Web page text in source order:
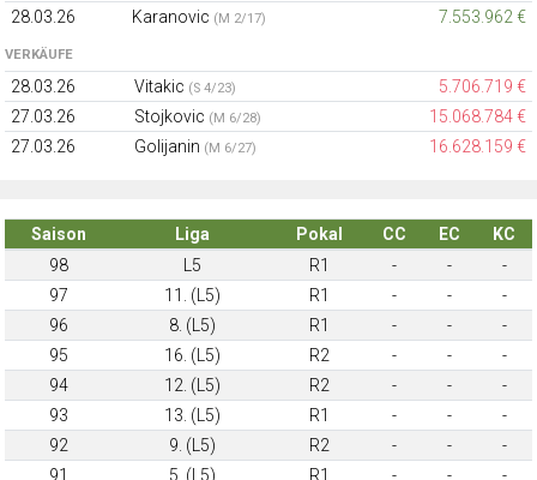
28.03.26
Karanovic (M 2/17) 7.553.962 €
VERKÄUFE
28.03.26 Vitakic (S 4/23)
5.706.719 €
27.03.26
Stojkovic (M 6/28)
15.068.784 €
27.03.26
Golijanin (M 6/27) 16.628.159 €
Saison Liga Pokal CC EC
KC
98
L5 R1 - -
-
97
11. (L5) R1 - -
-
96
8. (L5) R1 - -
-
95
16. (L5) R2 - -
-
94
12. (L5) R2 - -
-
93
13. (L5) R1 - -
-
92
9. (L5) R2 - -
-
91
5. (L5) R1 - - -